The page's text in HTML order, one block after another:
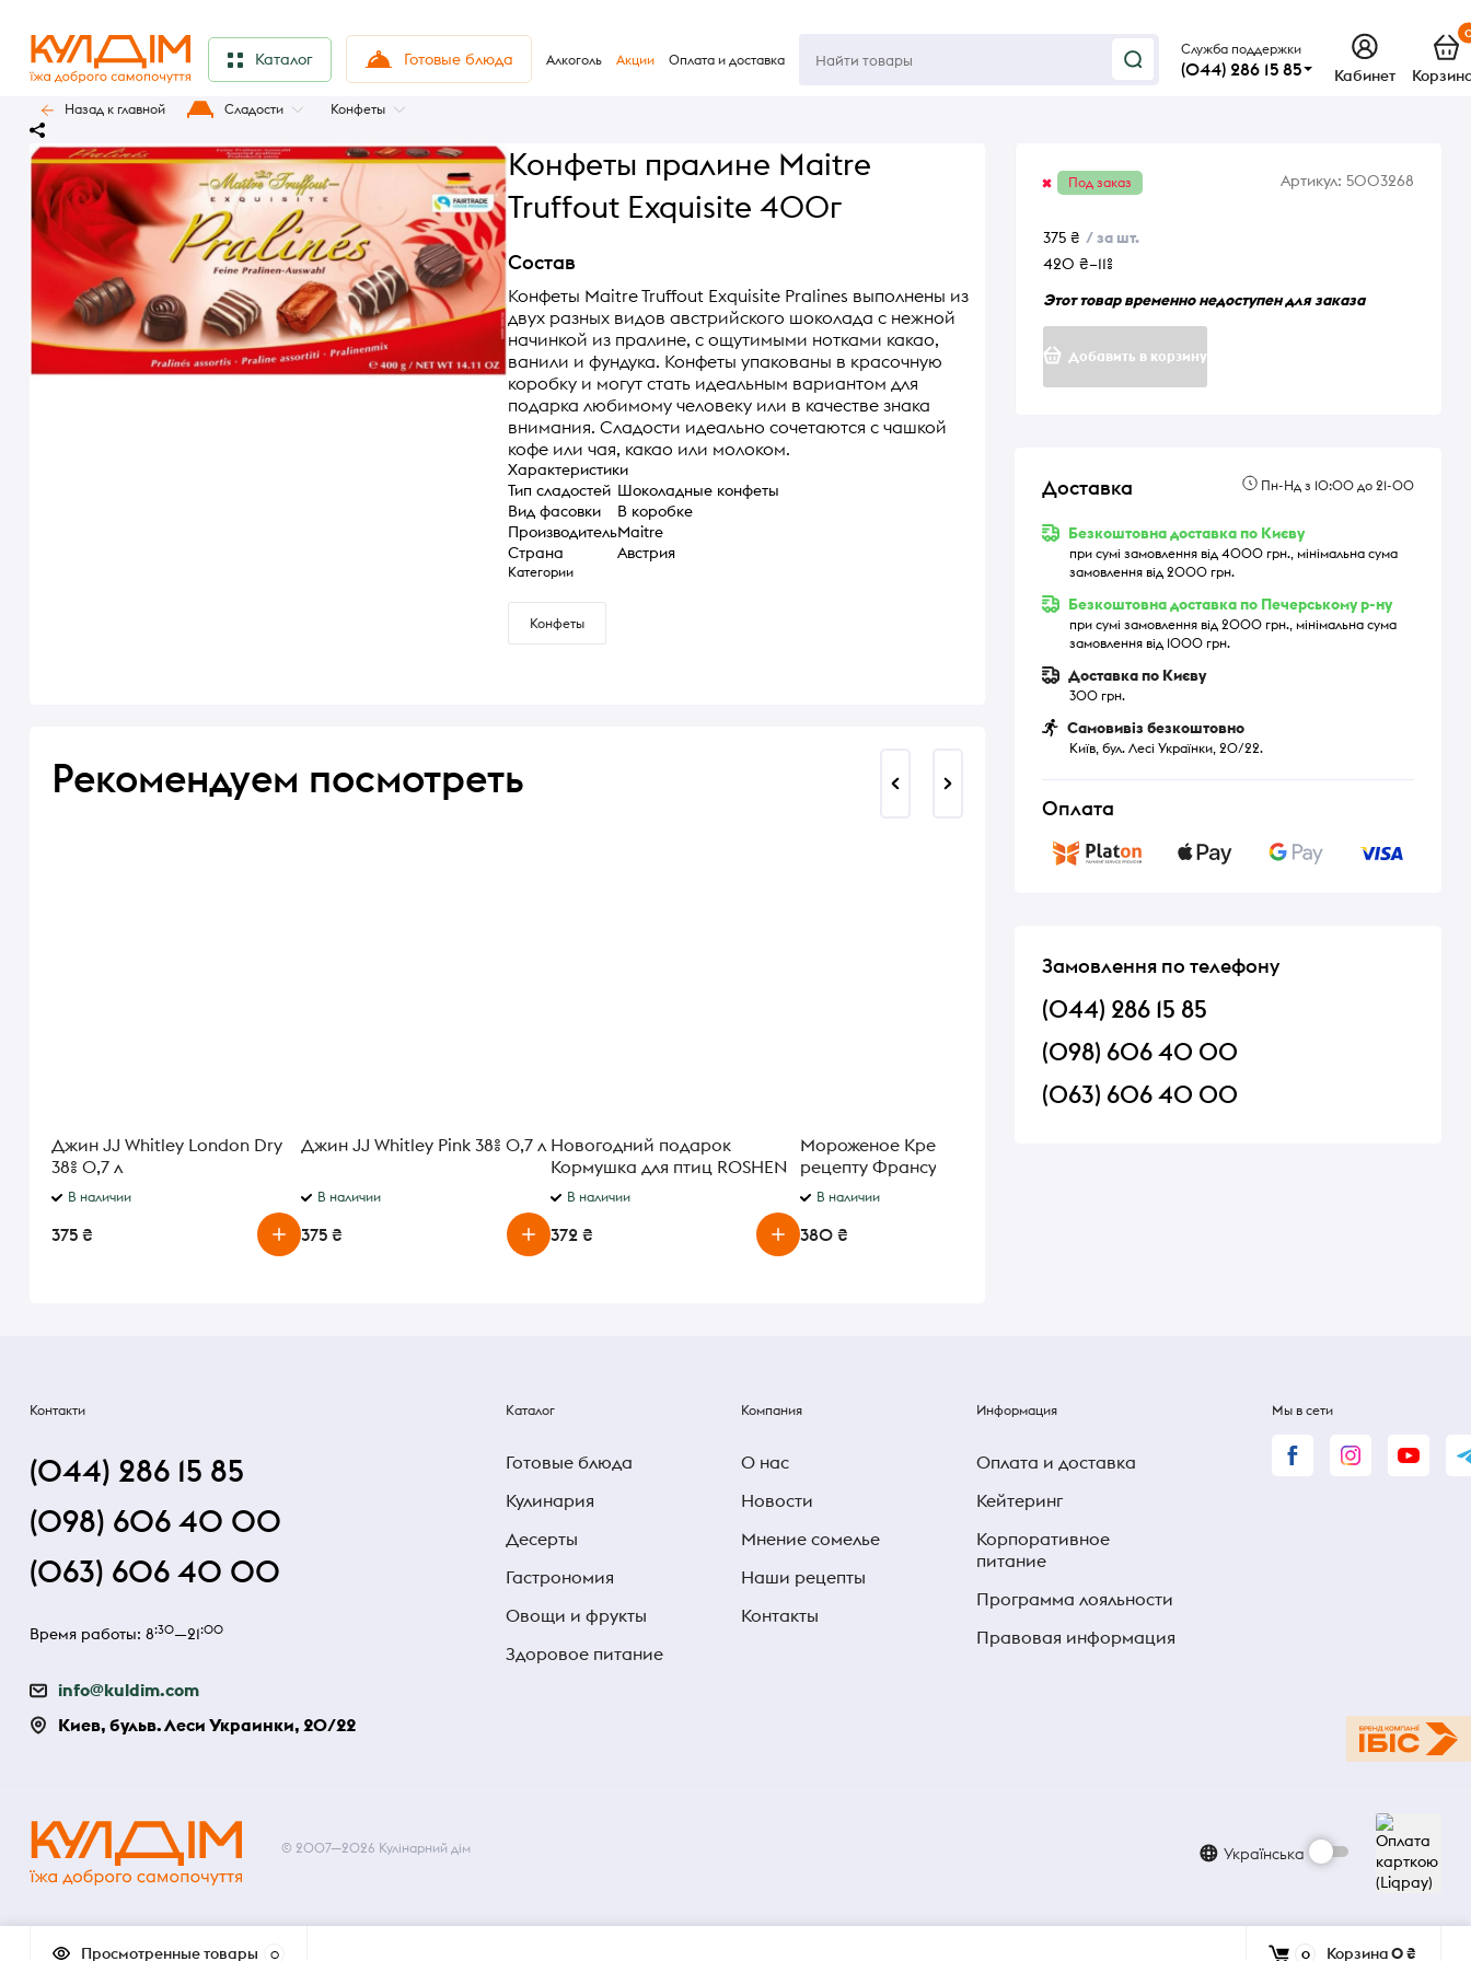
Каталог Готовые блюда Алкоголь Акции Оплата и доставка
Служба поддержки
(044) 286 15 85 Кабинет
Назад к главной Сладости Конфеты
Конфеты пралине Maitre
Truffout Exquisite 400г
Состав
Конфеты Maitre Truffout Exquisite Pralines выполнены из
двух разных видов австрийского шоколада с нежной
начинкой из пралине, с ощутимыми нотками какао,
ванили и фундука. Конфеты упакованы в красочную
коробку и могут стать идеальным вариантом для
подарка любимому человеку или в качестве знака
внимания. Сладости идеально сочетаются с чашкой
кофе или чая, какао или молоком.
Характеристики
Тип сладостей Шоколадные конфеты
Вид фасовки
В коробке
ПроизводительMaitre
Страна
Австрия
Категории
Конфеты
Рекомендуем посмотреть
Джин JJ Whitley London Dry
38% 0,7 л
В наличии
375 ₴
Джин JJ Whitley Pink 38% 0,7 л
В наличии
375 ₴
Новогодний подарок
Кормушка для птиц ROSHEN
872г
В наличии
372 ₴
Мороженое Крем-брюле по
рецепту Франсуа Мессьяло
1691 года Gelarty 350мл
В наличии
380 ₴
Под заказ Артикул: 5003268
375 ₴ / за шт.
420 ₴–11%
Этот товар временно недоступен для заказа
Добавить в корзину
Доставка Пн-Нд з 10:00 до 21-00
Безкоштовна доставка по Києву
при сумі замовлення від 4000 грн., мінімальна сума
замовлення від 2000 грн.
Безкоштовна доставка по Печерському р-ну
при сумі замовлення від 2000 грн., мінімальна сума
замовлення від 1000 грн.
Доставка по Києву
300 грн.
Самовивіз безкоштовно
Київ, бул. Лесі Українки, 20/22.
Оплата
Замовлення по телефону
(044) 286 15 85
(098) 606 40 00
(063) 606 40 00
Контакти
(044) 286 15 85
(098) 606 40 00
(063) 606 40 00
Время работы: 8:30—21:00
info@kuldim.com
Киев, бульв. Леси Украинки, 20/22
Каталог
Готовые блюда
Кулинария
Десерты
Гастрономия
Овощи и фрукты
Здоровое питание
Компания
О нас
Новости
Мнение сомелье
Наши рецепты
Контакты
Информация
Оплата и доставка
Кейтеринг
Корпоративное
питание
Программа лояльности
Правовая информация
Мы в сети
© 2007—2026 Кулінарний дім Українська
Просмотренные товары 0 0 Корзина0 ₴